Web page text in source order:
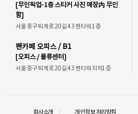
[무인픽업-1층 스티커 사진 매장內 무인
함]
서울 중구 퇴계로 20길 43 펜타워 1층
펜카페 오피스 / B1
[오피스 / 물류센터]
서울 중구 퇴계로 20길 43 펜타워 지하1층
회사소개 개인정보 처리방침